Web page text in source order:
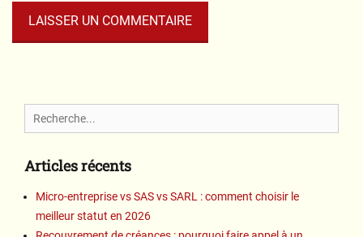
Search
for:
Articles récents
Micro-entreprise vs SAS vs SARL : comment choisir le
meilleur statut en 2026